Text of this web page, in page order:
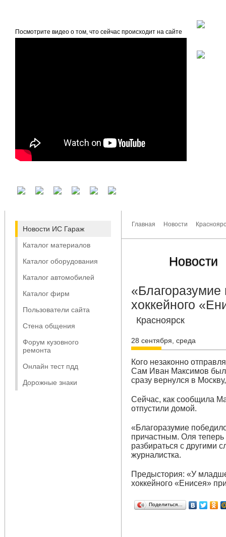
Посмотрите видео о том, что сейчас происходит на сайте
Новости ИС Гараж
Каталог материалов
Каталог оборудования
Каталог автомобилей
Каталог фирм
Пользователи сайта
Стена общения
Форум кузовного
ремонта
Онлайн тест пдд
Дорожные знаки
Главная Новости
Новости
«Благоразумие
хоккейного
Красноярск
28 сентября, среда
Кого незаконно
Сам Иван Максимов был
сразу вернулся в
Сейчас, как сообщила
отпустили домой.
«Благоразумие
причастным. Оля
разбираться с другими
журналистка.
Предыстория: «У
хоккейного «Енисея»
Поделиться…